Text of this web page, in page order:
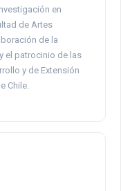
en
de Artes
de la
el patrocinio de las
y de Extensión
Chile.